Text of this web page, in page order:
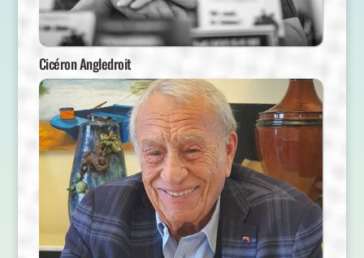
Cicéron Angledroit